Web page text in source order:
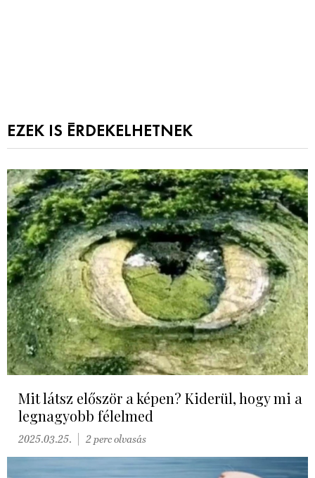
EZEK IS ÉRDEKELHETNEK
Mit látsz először a képen? Kiderül, hogy mi a
legnagyobb félelmed
2025.03.25. 2 perc olvasás